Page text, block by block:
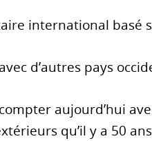
international basé
d’autres pays
aujourd’hui
qu’il y a 50